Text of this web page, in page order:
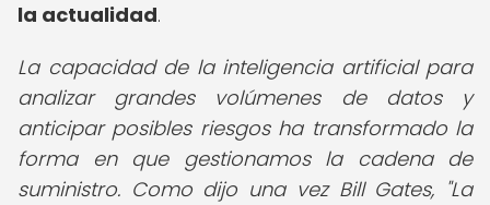
la actualidad.
La capacidad de la inteligencia artificial para
analizar grandes volúmenes de datos y
anticipar posibles riesgos ha transformado la
forma en que gestionamos la cadena de
suministro. Como dijo una vez Bill Gates, "La